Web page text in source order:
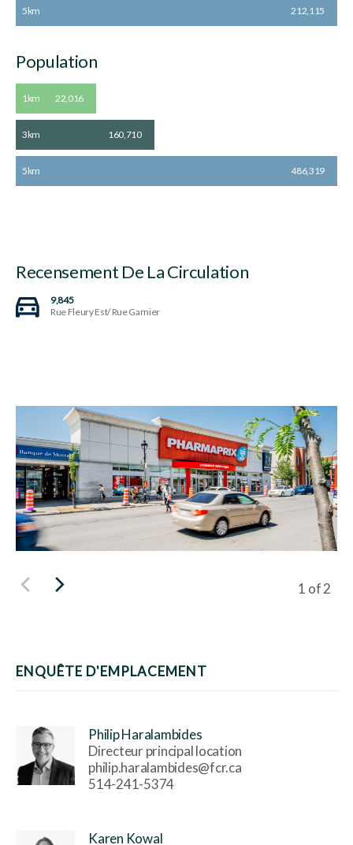
5km 212,115
Population
1km 22,016
3km 160,710
5km 486,319
Recensement De La Circulation
9,845
Rue Fleury Est/ Rue Garnier
Viewing
1 of2
ENQUÊTE D'EMPLACEMENT
Philip Haralambides
Directeur principal location
philip.haralambides@fcr.ca
514-241-5374
Karen Kowal